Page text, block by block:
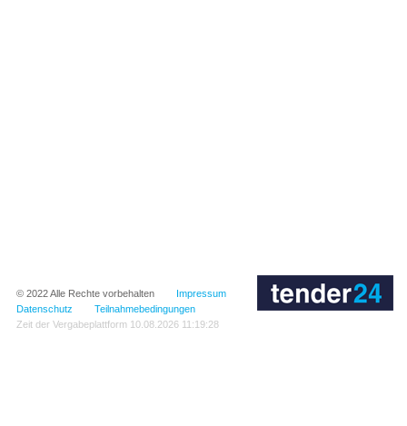
© 2022Alle Rechte vorbehalten
Impressum
Datenschutz
Teilnahmebedingungen
Zeit der Vergabeplattform 10.08.2026 11:19:28